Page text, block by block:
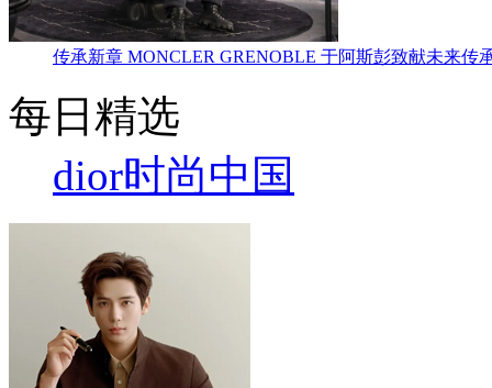
传承新章 MONCLER GRENOBLE 于阿斯彭致献未来传
每日精选
dior时尚中国